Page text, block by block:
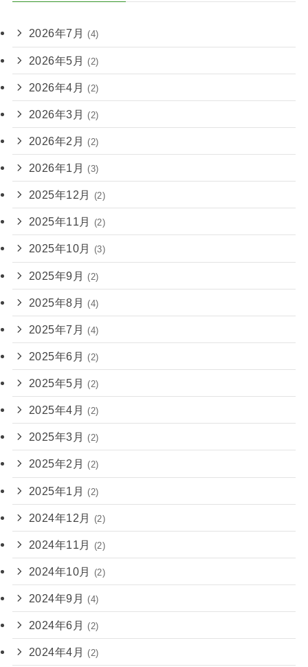
2026年7月 (4)
2026年5月 (2)
2026年4月 (2)
2026年3月 (2)
2026年2月 (2)
2026年1月 (3)
2025年12月 (2)
2025年11月 (2)
2025年10月 (3)
2025年9月 (2)
2025年8月 (4)
2025年7月 (4)
2025年6月 (2)
2025年5月 (2)
2025年4月 (2)
2025年3月 (2)
2025年2月 (2)
2025年1月 (2)
2024年12月 (2)
2024年11月 (2)
2024年10月 (2)
2024年9月 (4)
2024年6月 (2)
2024年4月 (2)